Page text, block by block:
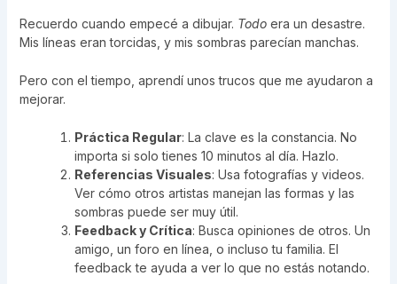
Recuerdo cuando empecé a dibujar. Todoera un desastre.
Mis líneas eran torcidas, y mis sombras parecían manchas.
Pero con el tiempo, aprendí unos trucos que me ayudaron a
mejorar.
Práctica Regular: La clave es la constancia. No
importa si solo tienes 10 minutos al día. Hazlo.
Referencias Visuales: Usa fotografías y videos.
Ver cómo otros artistas manejan las formas y las
sombras puede ser muy útil.
Feedback y Crítica: Busca opiniones de otros. Un
amigo, un foro en línea, o incluso tu familia. El
feedback te ayuda a ver lo que no estás notando.